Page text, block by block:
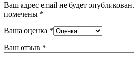
Ваш адрес email не будет опубликован.
помечены *
Ваша оценка *
Ваш отзыв *